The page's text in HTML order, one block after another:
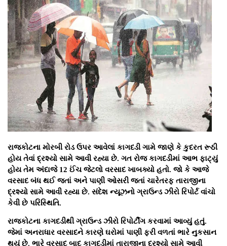
રાજકોટના મોરબી રોડ ઉપર આવેલાં કાગદડી ગામે જાણે કે કુદરત રૂઠી
હોય તેવાં દ્રશ્યો સામે આવી રહ્યા છે. ગત રોજ કાગદડીમાં આભ ફાટ્યું
હોય તેમ અંદાજે 12 ઈંચ જેટલો વરસાદ ખાબક્યો હતો. જો કે આજે
વરસાદ બંધ થઈ જતાં અને પાણી ઓસરી જતાં ચારેતરફ તારાજીના
દ્રશ્યો સામે આવી રહ્યા છે. સંદેશ ન્યૂઝનો ગ્રાઉન્ડ ઝીરો રિપોર્ટ વાંચો
કેવી છે પરિસ્થિતિ.
રાજકોટના કાગદડીથી ગ્રાઉન્ડ ઝીરો રિપોર્ટીંગ કરવામાં આવ્યું હતું.
જેમાં અનરાધાર વરસાદને કારણે ઘરોમાં પાણી ફરી વળતાં ભારે નુકસાન
થયું છે. ભારે વરસાદ બાદ કાગદડીમાં તારાજીના દ્રશ્યો સામે આવી